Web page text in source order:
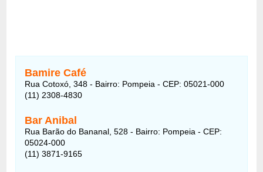
Bamire Café
Rua Cotoxó, 348 - Bairro: Pompeia - CEP: 05021-000
(11) 2308-4830
Bar Anibal
Rua Barão do Bananal, 528 - Bairro: Pompeia - CEP:
05024-000
(11) 3871-9165